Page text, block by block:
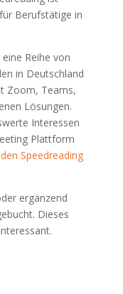
Berufstätige in
Reihe von
in Deutschland
Zoom, Teams,
Lösungen.
Interessen
Plattform
Speedreading
ergänzend
Dieses